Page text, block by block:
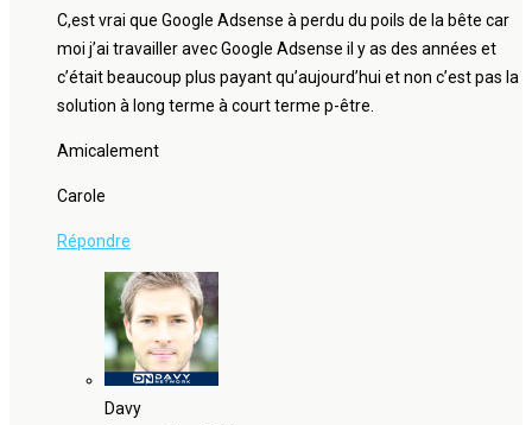
C,est vrai que Google Adsense à perdu du poils de la bête car
moi j’ai travailler avec Google Adsense il y as des années et
c’était beaucoup plus payant qu’aujourd’hui et non c’est pas la
solution à long terme à court terme p-être.
Amicalement
Carole
Répondre
Davy